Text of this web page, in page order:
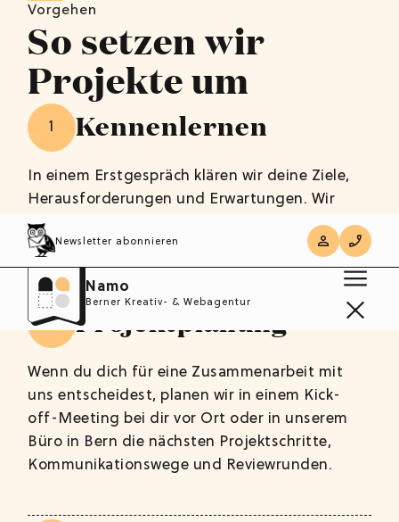
Newsletter abonnieren
Namo
Berner Kreativ- & Webagentur
Vorgehen
So setzen wir
Projekte um
1 Kennenlernen
In einem Erstgespräch klären wir deine Ziele,
Herausforderungen und Erwartungen. Wir
zeigen dir mögliche Wege und geben eine
erste Einschätzung zu Vorgehen und Kosten.
2 Projektplanung
Wenn du dich für eine Zusammenarbeit mit
uns entscheidest, planen wir in einem Kick-
off-Meeting bei dir vor Ort oder in unserem
Büro in Bern die nächsten Projektschritte,
Kommunikationswege und Reviewrunden.